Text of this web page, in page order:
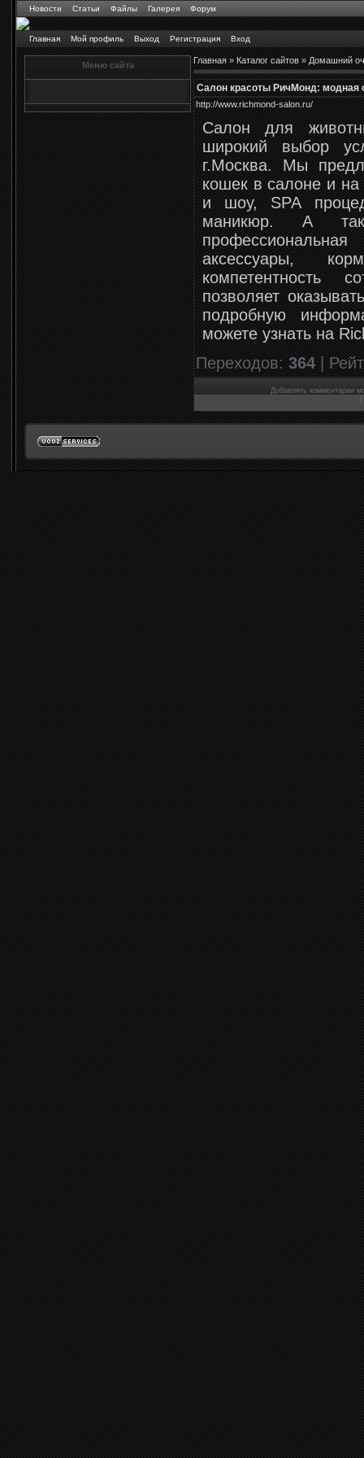
Новости Статьи Файлы Галерея Форум
Главная Мой профиль Выход Регистрация Вход
Меню сайта Главная»Каталог сайтов»Домашний
Салон красоты РичМонд: модная
http://www.richmond-salon.ru/
Салон для
широкий выбор
г.Москва. Мы
кошек в салоне и на
и шоу, SPA
маникюр. А
аксессуары,
компетентность
позволяет
подробную
можете узнать на
Переходов:364|
Добавлять комментарии